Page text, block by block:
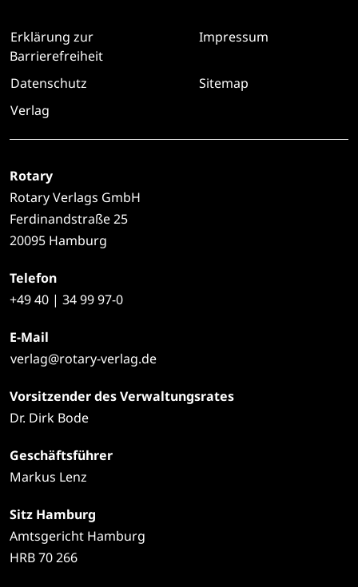
Erklärung zur
Barrierefreiheit
Impressum
Datenschutz
Sitemap
Verlag
Rotary
Rotary Verlags GmbH
Ferdinandstraße 25
20095 Hamburg
Telefon
+4940 | 34 99 97-0
E-Mail
verlag@rotary-verlag.de
Vorsitzender des Verwaltungsrates
Dr. Dirk Bode
Geschäftsführer
Markus Lenz
Sitz Hamburg
Amtsgericht Hamburg
HRB 70 266